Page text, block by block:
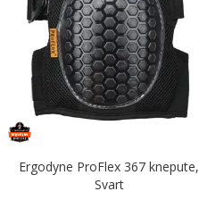
Ergodyne ProFlex 367 knepute,
Svart